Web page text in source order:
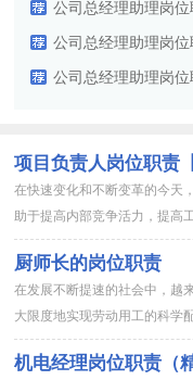
公司总经理助理岗
合15篇]
公司总经理助理岗位
（经典）
公司总经理助理岗
项目负责人岗位职责
在快速变化和不断变革的今天
助于提高内部竞争活力，提高
下是小编为大家整理的项目负
厨师长的岗位职责
在发展不断提速的社会中，越
大限度地实现劳动用工的科学
理的厨师长的岗位职责，欢
机电经理岗位职责（